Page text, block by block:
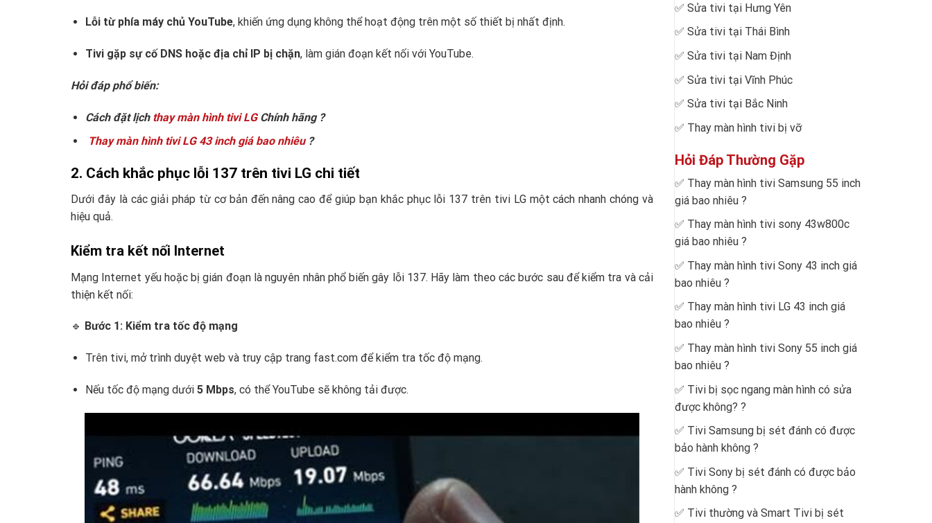
Lỗi từ phía máy chủ YouTube, khiến ứng dụng không thể hoạt động trên một số thiết bị nhất định.
Tivi gặp sự cố DNS hoặc địa chỉ IP bị chặn, làm gián đoạn kết nối với YouTube.
Hỏi đáp phổ biến:
Cách đặt lịch thay màn hình tivi LGChính hãng ?
Thay màn hình tivi LG 43 inch giá bao nhiêu?
2. Cách khắc phục lỗi 137 trên tivi LG chi tiết
Dưới đây là các giải pháp từ cơ bản đến nâng cao để giúp bạn khắc phục lỗi 137 trên tivi LG một cách nhanh chóng và
hiệu quả.
Kiểm tra kết nối Internet
Mạng Internet yếu hoặc bị gián đoạn là nguyên nhân phổ biến gây lỗi 137. Hãy làm theo các bước sau để kiểm tra và cải
thiện kết nối:
🔹 Bước 1: Kiểm tra tốc độ mạng
Trên tivi, mở trình duyệt web và truy cập trang fast.com để kiểm tra tốc độ mạng.
Nếu tốc độ mạng dưới 5 Mbps, có thể YouTube sẽ không tải được.
✅ Sửa tivi tại Hưng Yên
✅ Sửa tivi tại Thái Bình
✅ Sửa tivi tại Nam Định
✅ Sửa tivi tại Vĩnh Phúc
✅ Sửa tivi tại Bắc Ninh
✅ Thay màn hình tivi bị vỡ
Hỏi Đáp Thường Gặp
✅ Thay màn hình tivi Samsung 55 inch
giá bao nhiêu ?
✅ Thay màn hình tivi sony 43w800c
giá bao nhiêu ?
✅ Thay màn hình tivi Sony 43 inch giá
bao nhiêu ?
✅ Thay màn hình tivi LG 43 inch giá
bao nhiêu ?
✅ Thay màn hình tivi Sony 55 inch giá
bao nhiêu ?
✅ Tivi bị sọc ngang màn hình có sửa
được không? ?
✅ Tivi Samsung bị sét đánh có được
bảo hành không ?
✅ Tivi Sony bị sét đánh có được bảo
hành không ?
✅ Tivi thường và Smart Tivi bị sét